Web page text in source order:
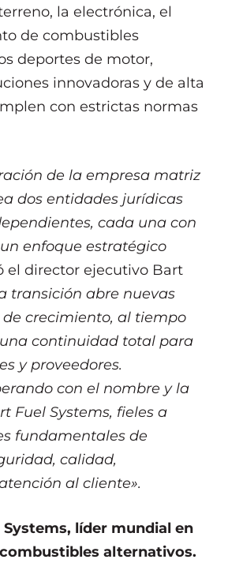
la electrónica, el
de combustibles
deportes de motor,
innovadoras y de alta
con estrictas normas
de la empresa matriz
dos entidades jurídicas
cada una con
enfoque estratégico
el director ejecutivo Bart
transición abre nuevas
crecimiento, al tiempo
continuidad total para
y proveedores.
con el nombre y la
Fuel Systems, fieles a
fundamentales de
calidad,
al cliente».
líder mundial en
alternativos.